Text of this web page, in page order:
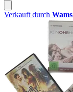
Verkauft durch Wams